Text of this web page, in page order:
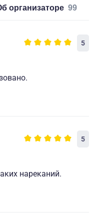
об организаторе 99
5
5
нареканий.